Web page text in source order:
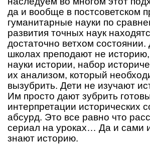
да и вообще в постсоветском
гуманитарные науки по
развития точных наук
достаточно ветхом состоянии.
школах преподают не историю,
науки истории, набор
их анализом, который
вызубрить. Дети не изучают
Им просто дают зубрить
интерпретации исторических
абсурд. Это все равно что
сериал на уроках… Да и сами
знают историю.